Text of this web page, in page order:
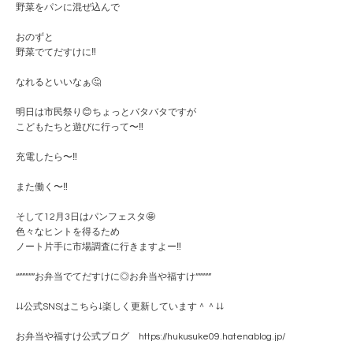
野菜をパンに混ぜ込んで
おのずと
野菜でてだすけに‼️
なれるといいなぁ🤔
明日は市民祭り😊ちょっとバタバタですが
こどもたちと遊びに行って〜‼️
充電したら〜‼️
また働く〜‼️
そして12月3日はパンフェスタ🤩
色々なヒントを得るため
ノート片手に市場調査に行きますよー‼️
“”””””お弁当でてだすけに◎お弁当や福すけ”””””
↓↓公式SNSはこちら↓楽しく更新しています＾＾↓↓
お弁当や福すけ公式ブログ https://hukusuke09.hatenablog.jp/